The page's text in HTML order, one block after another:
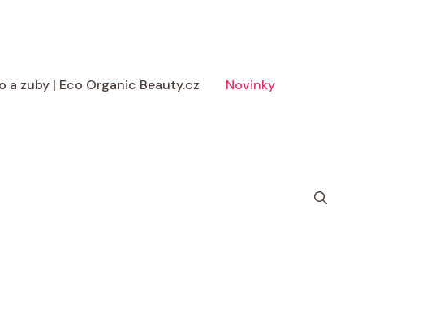
zuby | Eco Organic Beauty.cz Novinky